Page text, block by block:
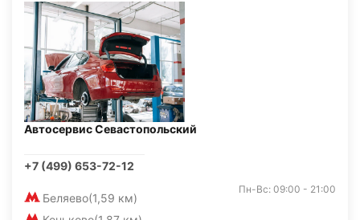
Автосервис Севастопольский
+7 (499) 653-72-12
Беляево(1,59 км)
Пн-Вс: 09:00 - 21:00